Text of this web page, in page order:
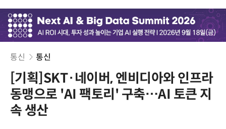
통신 통신
[기획]SKT·네이버, 엔비디아와 인프라
동맹으로 'AI 팩토리' 구축…AI 토큰 지
속 생산